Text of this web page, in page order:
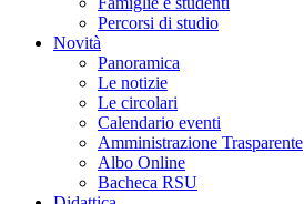
Percorsi di studio
Novità
Panoramica
Le notizie
Le circolari
Calendario eventi
Amministrazione Trasparente
Albo Online
Bacheca RSU